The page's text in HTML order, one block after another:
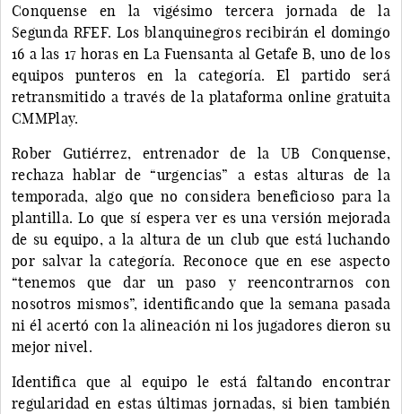
Conquense en la vigésimo tercera jornada de la
Segunda RFEF. Los blanquinegros recibirán el domingo
16 a las 17 horas en La Fuensanta al Getafe B, uno de los
equipos punteros en la categoría. El partido será
retransmitido a través de la plataforma online gratuita
CMMPlay.
Rober Gutiérrez, entrenador de la UB Conquense,
rechaza hablar de “urgencias” a estas alturas de la
temporada, algo que no considera beneficioso para la
plantilla. Lo que sí espera ver es una versión mejorada
de su equipo, a la altura de un club que está luchando
por salvar la categoría. Reconoce que en ese aspecto
“tenemos que dar un paso y reencontrarnos con
nosotros mismos”, identificando que la semana pasada
ni él acertó con la alineación ni los jugadores dieron su
mejor nivel.
Identifica que al equipo le está faltando encontrar
regularidad en estas últimas jornadas, si bien también